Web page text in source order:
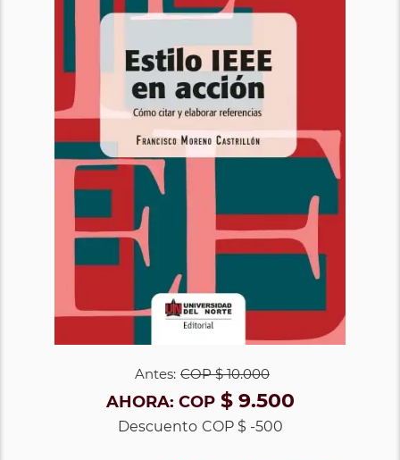
Antes: COP$ 10.000
AHORA: COP$ 9.500
Descuento COP $ -500